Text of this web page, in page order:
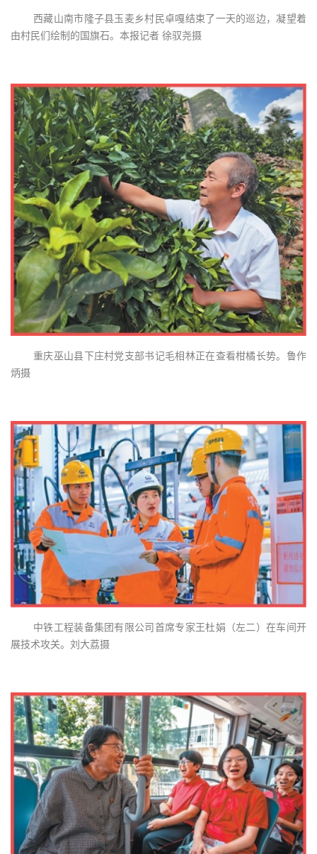
西藏山南市隆子县玉麦乡村民卓嘎结束了一天的巡边，凝望着
由村民们绘制的国旗石。本报记者 徐驭尧摄
重庆巫山县下庄村党支部书记毛相林正在查看柑橘长势。鲁作
炳摄
中铁工程装备集团有限公司首席专家王杜娟（左二）在车间开
展技术攻关。刘大荔摄